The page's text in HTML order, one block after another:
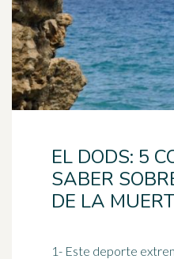
EL DODS: 5
SABER
DE LA
1- Este deporte